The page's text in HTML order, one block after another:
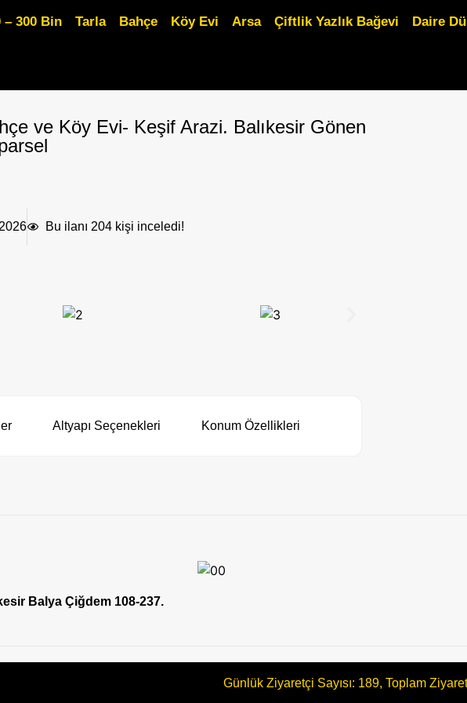
– 300 Bin Tarla Bahçe Köy Evi Arsa Çiftlik Yazlık Bağevi Daire
ve Köy Evi- Keşif Arazi. Balıkesir Gönen
Bu ilanı 204 kişi inceledi!
Altyapı Seçenekleri Konum Özellikleri
Balya Çiğdem 108-237.
Günlük Ziyaretçi Sayısı: 189, Toplam